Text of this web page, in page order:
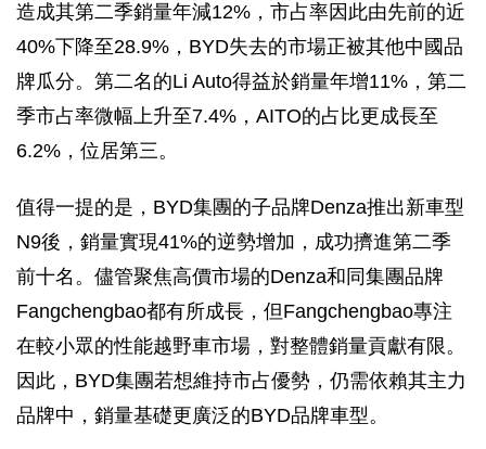
造成其第二季銷量年減12%，市占率因此由先前的近
40%下降至28.9%，BYD失去的市場正被其他中國品
牌瓜分。第二名的Li Auto得益於銷量年增11%，第二
季市占率微幅上升至7.4%，AITO的占比更成長至
6.2%，位居第三。
值得一提的是，BYD集團的子品牌Denza推出新車型
N9後，銷量實現41%的逆勢增加，成功擠進第二季
前十名。儘管聚焦高價市場的Denza和同集團品牌
Fangchengbao都有所成長，但Fangchengbao專注
在較小眾的性能越野車市場，對整體銷量貢獻有限。
因此，BYD集團若想維持市占優勢，仍需依賴其主力
品牌中，銷量基礎更廣泛的BYD品牌車型。